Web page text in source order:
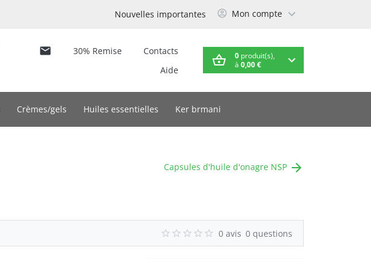
Nouvelles importantes Mon compte
30% Remise
Contacts
Aide
0produit(s),
à 0,00 €
Crèmes/gels Huiles essentielles Ker brmani
Capsules d'huile d'onagre NSP
0 avis 0 questions